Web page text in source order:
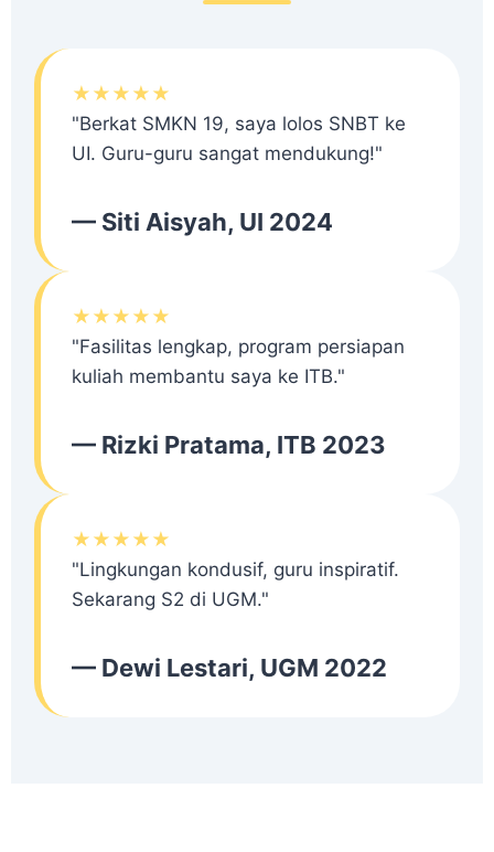
★★★★★
"Berkat SMKN 19, saya lolos SNBT ke
UI. Guru-guru sangat mendukung!"
— Siti Aisyah, UI 2024
★★★★★
"Fasilitas lengkap, program persiapan
kuliah membantu saya ke ITB."
— Rizki Pratama, ITB 2023
★★★★★
"Lingkungan kondusif, guru inspiratif.
Sekarang S2 di UGM."
— Dewi Lestari, UGM 2022